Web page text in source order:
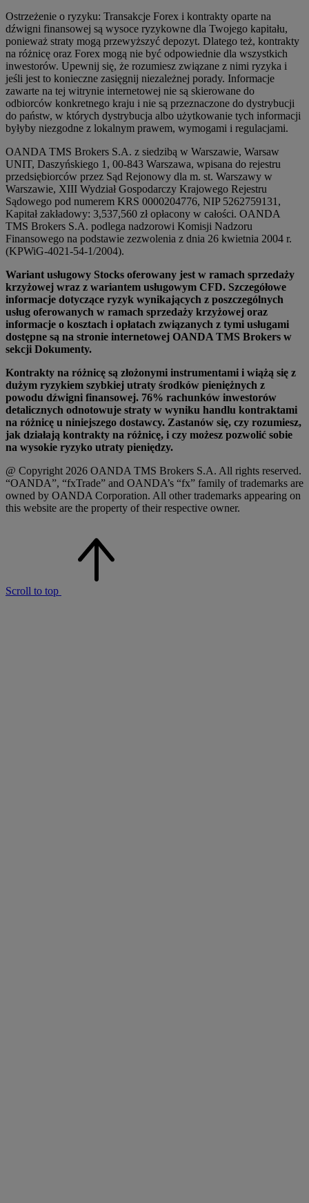
Ostrzeżenie o ryzyku: Transakcje Forex i kontrakty oparte na
dźwigni finansowej są wysoce ryzykowne dla Twojego kapitału,
ponieważ straty mogą przewyższyć depozyt. Dlatego też, kontrakty
na różnicę oraz Forex mogą nie być odpowiednie dla wszystkich
inwestorów. Upewnij się, że rozumiesz związane z nimi ryzyka i
jeśli jest to konieczne zasięgnij niezależnej porady. Informacje
zawarte na tej witrynie internetowej nie są skierowane do
odbiorców konkretnego kraju i nie są przeznaczone do dystrybucji
do państw, w których dystrybucja albo użytkowanie tych informacji
byłyby niezgodne z lokalnym prawem, wymogami i regulacjami.
OANDA TMS Brokers S.A. z siedzibą w Warszawie, Warsaw
UNIT, Daszyńskiego 1, 00-843 Warszawa, wpisana do rejestru
przedsiębiorców przez Sąd Rejonowy dla m. st. Warszawy w
Warszawie, XIII Wydział Gospodarczy Krajowego Rejestru
Sądowego pod numerem KRS 0000204776, NIP 5262759131,
Kapitał zakładowy: 3,537,560 zł opłacony w całości. OANDA
TMS Brokers S.A. podlega nadzorowi Komisji Nadzoru
Finansowego na podstawie zezwolenia z dnia 26 kwietnia 2004 r.
(KPWiG-4021-54-1/2004).
Wariant usługowy Stocks oferowany jest w ramach sprzedaży
krzyżowej wraz z wariantem usługowym CFD. Szczegółowe
informacje dotyczące ryzyk wynikających z poszczególnych
usług oferowanych w ramach sprzedaży krzyżowej oraz
informacje o kosztach i opłatach związanych z tymi usługami
dostępne są na stronie internetowej OANDA TMS Brokers w
sekcji Dokumenty.
Kontrakty na różnicę są złożonymi instrumentami i wiążą się z
dużym ryzykiem szybkiej utraty środków pieniężnych z
powodu dźwigni finansowej. 76% rachunków inwestorów
detalicznych odnotowuje straty w wyniku handlu kontraktami
na różnicę u niniejszego dostawcy. Zastanów się, czy rozumiesz,
jak działają kontrakty na różnicę, i czy możesz pozwolić sobie
na wysokie ryzyko utraty pieniędzy.
@ Copyright 2026 OANDA TMS Brokers S.A. All rights reserved.
“OANDA”, “fxTrade” and OANDA’s “fx” family of trademarks are
owned by OANDA Corporation. All other trademarks appearing on
this website are the property of their respective owner.
Scroll to top